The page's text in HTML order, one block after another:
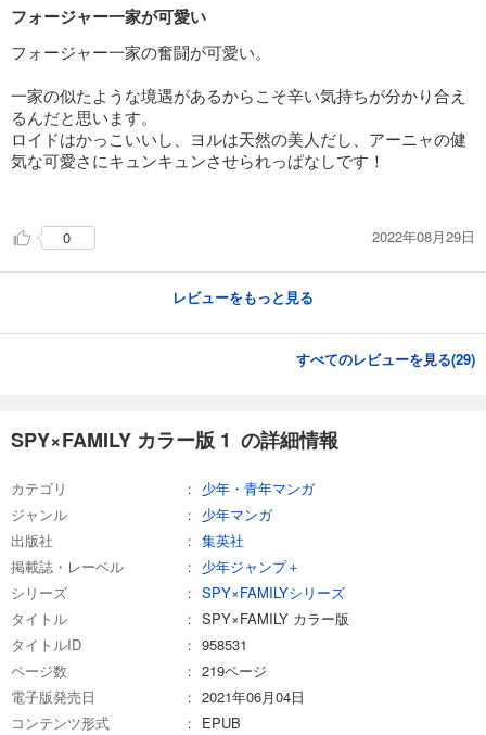
フォージャー一家が可愛い
フォージャー一家の奮闘が可愛い。
一家の似たような境遇があるからこそ辛い気持ちが分かり合え
るんだと思います。
ロイドはかっこいいし、ヨルは天然の美人だし、アーニャの健
気な可愛さにキュンキュンさせられっぱなしです！
0 2022年08月29日
レビューをもっと見る
すべてのレビューを見る(29)
SPY×FAMILY カラー版 1 の詳細情報
カテゴリ
少年・青年マンガ
ジャンル
少年マンガ
出版社
集英社
掲載誌・レーベル
少年ジャンプ＋
シリーズ
SPY×FAMILYシリーズ
タイトル
SPY×FAMILY カラー版
タイトルID
958531
ページ数
219ページ
電子版発売日
2021年06月04日
コンテンツ形式
EPUB